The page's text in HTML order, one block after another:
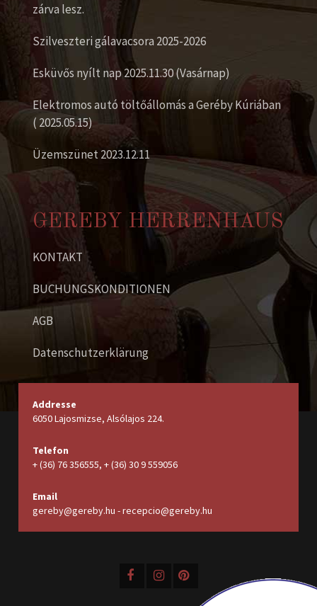
zárva lesz.
Szilveszteri gálavacsora 2025-2026
Esküvős nyílt nap 2025.11.30 (Vasárnap)
Elektromos autó töltőállomás a Geréby Kúriában
( 2025.05.15)
Üzemszünet 2023.12.11
GEREBY HERRENHAUS
KONTAKT
BUCHUNGSKONDITIONEN
AGB
Datenschutzerklärung
Addresse
6050 Lajosmizse, Alsólajos 224.
Telefon
+ (36) 76 356555, + (36) 30 9 559056
Email
gereby@gereby.hu - recepcio@gereby.hu